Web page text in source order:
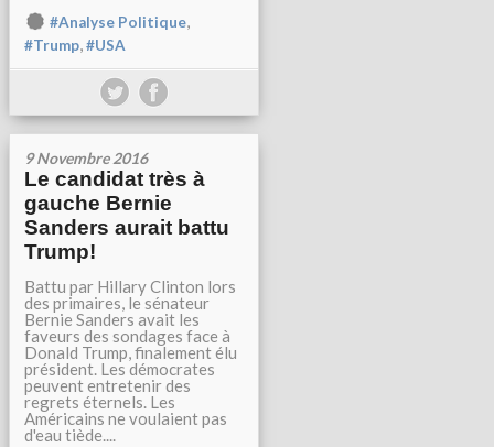
#Analyse Politique,
#Trump,#USA
9 Novembre 2016
Le candidat très à
gauche Bernie
Sanders aurait battu
Trump!
Battu par Hillary Clinton lors
des primaires, le sénateur
Bernie Sanders avait les
faveurs des sondages face à
Donald Trump, finalement élu
président. Les démocrates
peuvent entretenir des
regrets éternels. Les
Américains ne voulaient pas
d'eau tiède....